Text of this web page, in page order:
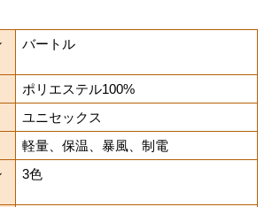
バートル
ポリエステル100%
ユニセックス
軽量、保温、暴風、制電
3色